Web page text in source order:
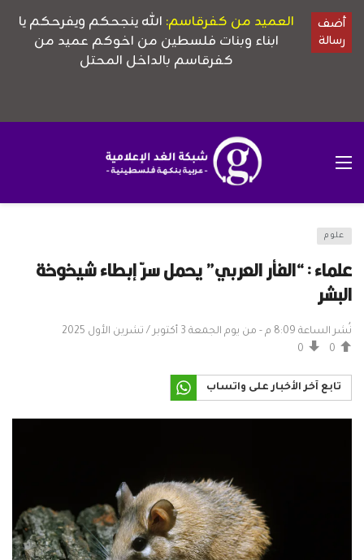
علوم
علماء : “الفأر العربي” يحمل سرّ إبطاء شيخوخة
البشر
نُشر الساعة 8:09 م - من يوم الجمعة 3 أكتوبر / تشرين الأول 2025
0
0
تابع آخر الأخبار على واتساب